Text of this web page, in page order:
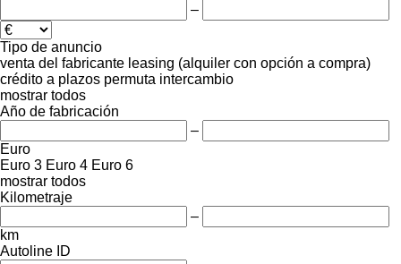
–
Tipo de anuncio
venta del fabricante leasing (alquiler con opción a compra)
crédito a plazos permuta intercambio
mostrar todos
Año de fabricación
–
Euro
Euro 3 Euro 4 Euro 6
mostrar todos
Kilometraje
–
km
Autoline ID